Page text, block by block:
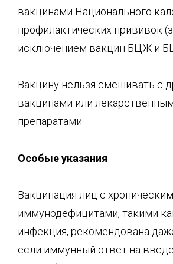
вакцинами Национального
профилактических прививок
исключением вакцин БЦЖ и
Вакцину нельзя смешивать с
вакцинами или
препаратами.
Особые указания
Вакцинация лиц с
иммунодефицитами, такими
инфекция, рекомендована
если иммунный ответ на